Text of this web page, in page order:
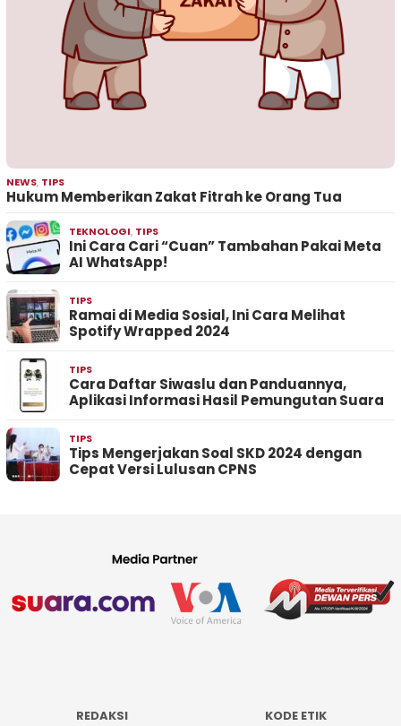
NEWS, TIPS
Hukum Memberikan Zakat Fitrah ke Orang Tua
TEKNOLOGI, TIPS
Ini Cara Cari “Cuan” Tambahan Pakai Meta
AI WhatsApp!
TIPS
Ramai di Media Sosial, Ini Cara Melihat
Spotify Wrapped 2024
TIPS
Cara Daftar Siwaslu dan Panduannya,
Aplikasi Informasi Hasil Pemungutan Suara
TIPS
Tips Mengerjakan Soal SKD 2024 dengan
Cepat Versi Lulusan CPNS
REDAKSI KODE ETIK